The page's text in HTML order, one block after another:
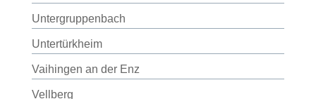
Untergruppenbach
Untertürkheim
Vaihingen an der Enz
Vellberg